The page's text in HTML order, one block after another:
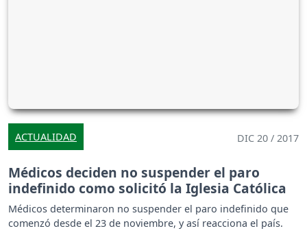
ACTUALIDAD DIC 20 / 2017
Médicos deciden no suspender el paro
indefinido como solicitó la Iglesia Católica
Médicos determinaron no suspender el paro indefinido que
comenzó desde el 23 de noviembre, y así reacciona el país.